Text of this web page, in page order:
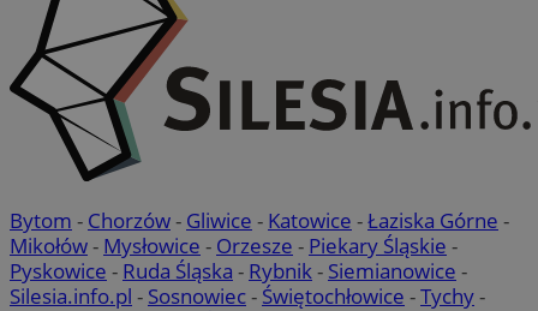
Bytom - Chorzów- Gliwice - Katowice -Łaziska Górne -
Mikołów- Mysłowice - Orzesze - Piekary Śląskie -
Pyskowice - Ruda Śląska - Rybnik - Siemianowice -
Silesia.info.pl - Sosnowiec- Świętochłowice -Tychy-